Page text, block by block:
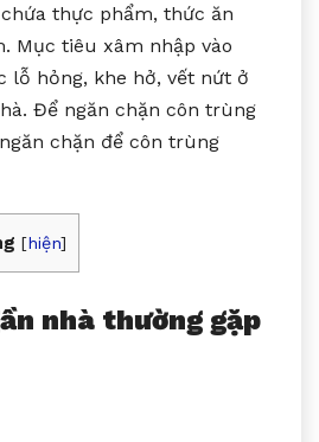
thực phẩm, thức ăn
Mục tiêu xâm nhập vào
lỗ hỏng, khe hở, vết nứt ở
Để ngăn chặn côn trùng
chặn để côn trùng
[hiện]
nhà thường gặp